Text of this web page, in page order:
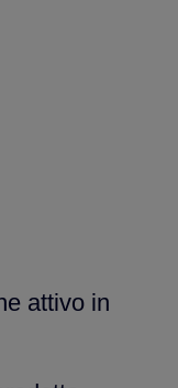
attivo in